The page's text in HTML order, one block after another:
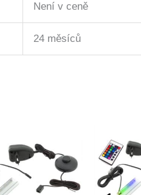
Není v ceně
24 měsíců